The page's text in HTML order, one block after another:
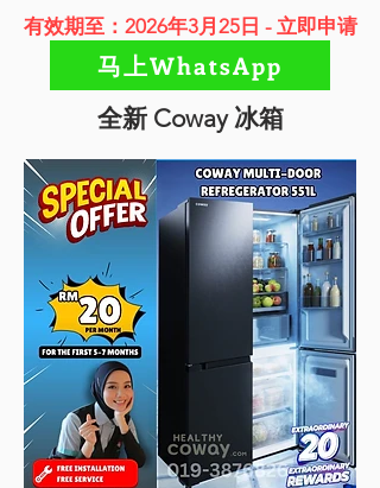
有效期至：2026年3月25日 - 立即申请
马上WhatsApp
全新 Coway 冰箱